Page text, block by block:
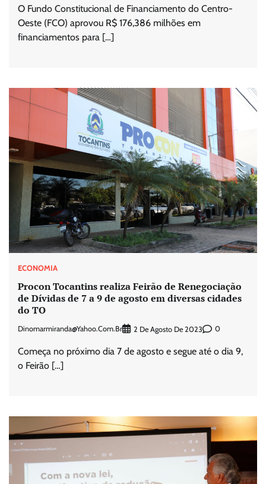
O Fundo Constitucional de Financiamento do Centro-
Oeste (FCO) aprovou R$ 176,386 milhões em
financiamentos para […]
ECONOMIA
Procon Tocantins realiza Feirão de Renegociação
de Dívidas de 7 a 9 de agosto em diversas cidades
do TO
Dinomarmiranda@yahoo.com.br 2 De Agosto De 2023 0
Começa no próximo dia 7 de agosto e segue até o dia 9,
o Feirão […]